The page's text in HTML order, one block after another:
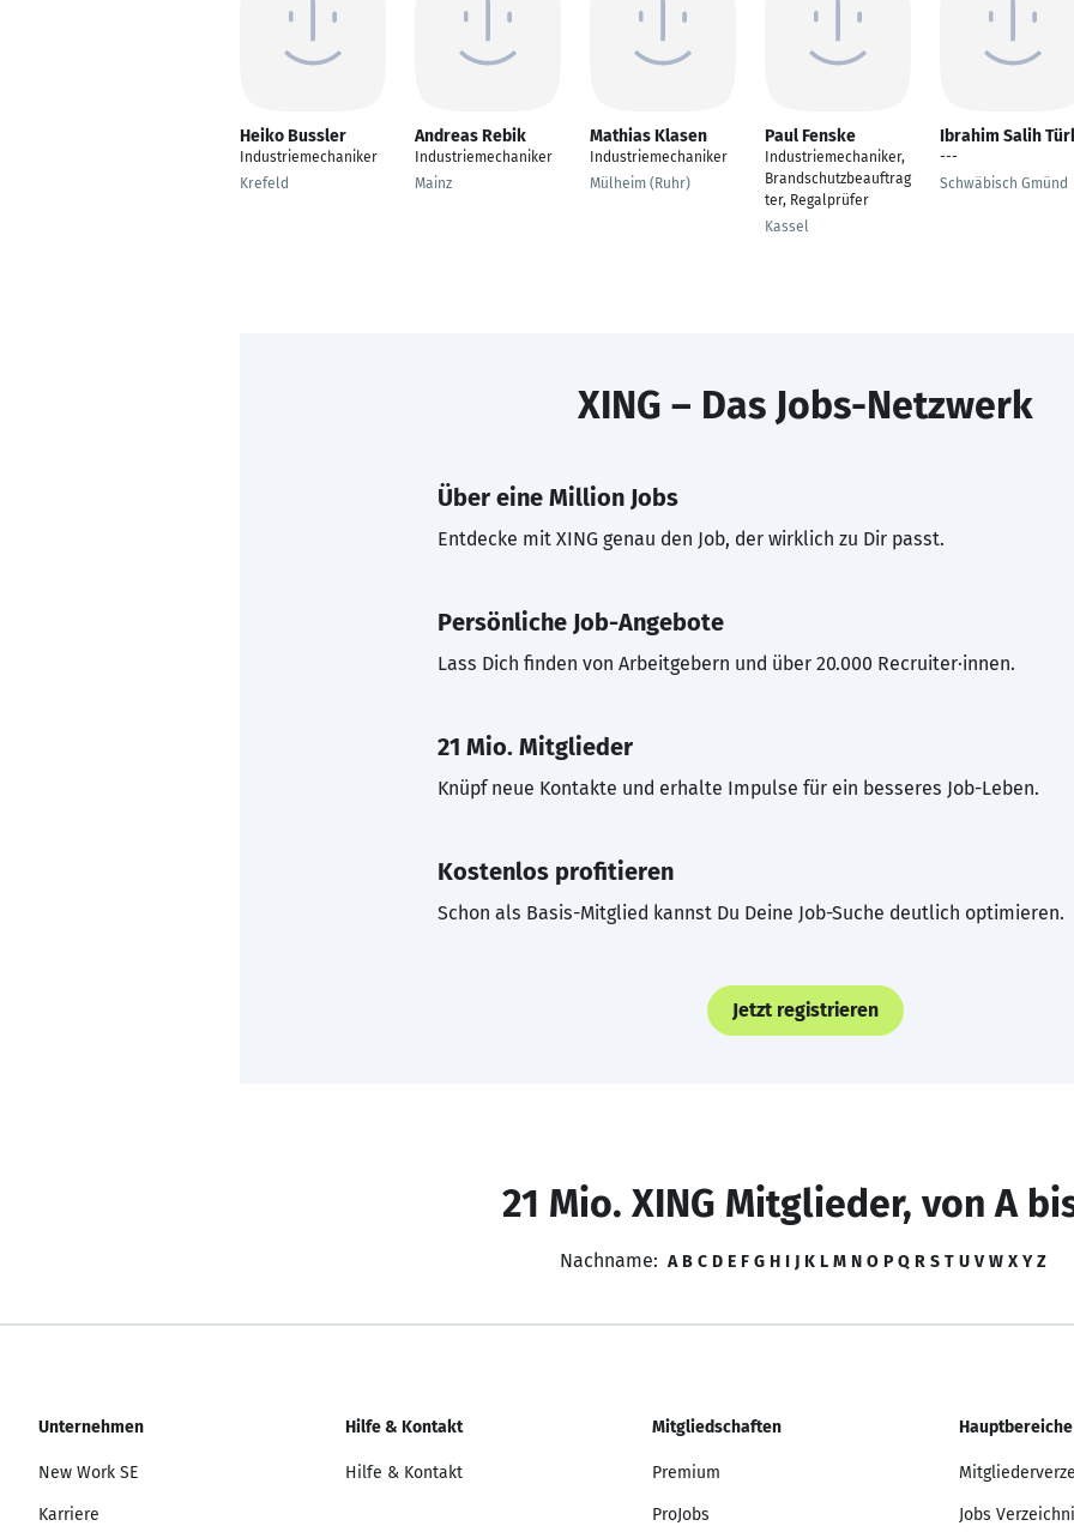
Heiko Bussler
Industriemechaniker
Krefeld
Andreas Rebik
Industriemechaniker
Mainz
Mathias Klasen
Industriemechaniker
Mülheim (Ruhr)
Paul Fenske
Industriemechaniker,
Brandschutzbeauftrag
ter, Regalprüfer
Kassel
Ibrahim Salih
---
Schwäbisch Gmünd
XING – Das Jobs-Netzwerk
Über eine Million Jobs
Entdecke mit XING genau den Job, der wirklich zu Dir passt.
Persönliche Job-Angebote
Lass Dich finden von Arbeitgebern und über 20.000 Recruiter·innen.
21 Mio. Mitglieder
Knüpf neue Kontakte und erhalte Impulse für ein besseres Job-Leben.
Kostenlos profitieren
Schon als Basis-Mitglied kannst Du Deine Job-Suche deutlich optimieren.
Jetzt registrieren
21 Mio. XING Mitglieder, von A
Nachname: A B C D E F G H I J K L M N O P Q R S T U V W X Y Z
Unternehmen
New Work SE
Karriere
Hilfe & Kontakt
Hilfe & Kontakt
Mitgliedschaften
Premium
ProJobs
Hauptbereiche
Jobs